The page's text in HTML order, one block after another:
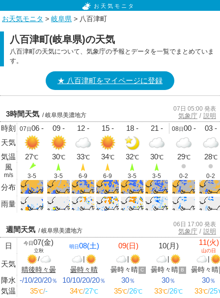
お天気モニタ
お天気モニタ > 岐阜県 > 八百津町
八百津町(岐阜県)の天気
八百津町の天気について、気象庁の予報とデータを一覧でまとめていま
す。
★ 八百津町をマイページに登録
3時間天気 / 岐阜県美濃地方
07日 05:00 発表
気象庁 / 説明
時刻 07日06 - 09 - 12 - 15 - 18 - 21 - 08日00 -
03 -
天気
気温
27℃ 30℃ 33℃ 34℃ 32℃ 30℃ 29℃ 28℃
風
m/s 3-5 3-5 6-9 6-9 3-5 3-5 0-2 0-2
分布
雨量
週間天気 / 岐阜県美濃地方
06日 17:00 発表
気象庁 / 説明
日 今日07(金)
立秋
明日08(土) 09(日) 10(月) 11(火)
山の日
天気
/
晴後時々曇
|
曇時々晴
|
曇時々晴 C
|
曇時々晴 B
|
曇時々晴
降水 -/10/20/20％ 10/10/20/20％ 30％ 30％ 30％
気温 35℃/- 34℃/27℃ 35℃/26℃ 33℃/26℃ 33℃/25